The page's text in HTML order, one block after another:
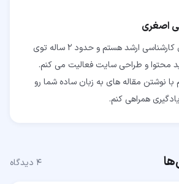
اصغری
دانشجوی کارشناسی ارشد هستم و حدود 2 ساله توی
محتوا و طراحی سایت فعالیت می کنم.
نوشتن مقاله های به زبان ساده شما رو
همراهی کنم.
۴ دیدگاه